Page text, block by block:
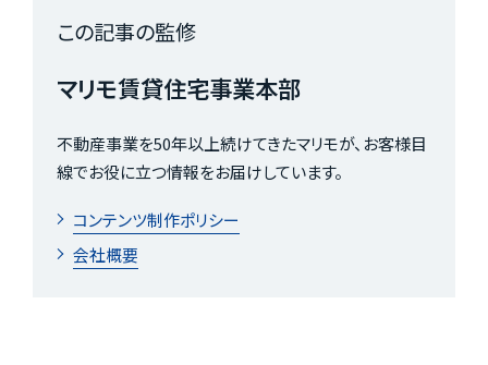
この記事の監修
マリモ賃貸住宅事業本部
不動産事業を50年以上続けてきたマリモが、お客様目
線でお役に立つ情報をお届けしています。
コンテンツ制作ポリシー
会社概要